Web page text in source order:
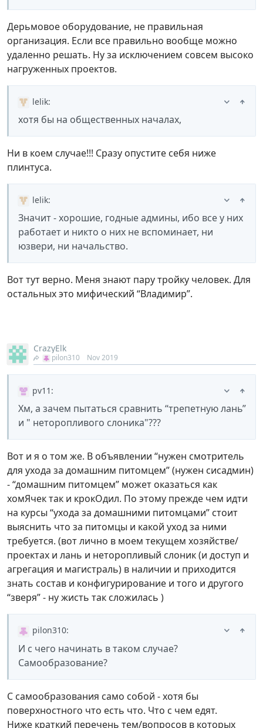
Дерьмовое оборудование, не правильная
организация. Если все правильно вообще можно
удаленно решать. Ну за исключением совсем высоко
нагруженных проектов.
lelik:
хотя бы на общественных началах,
Ни в коем случае!!! Сразу опустите себя ниже
плинтуса.
lelik:
Значит - хорошие, годные админы, ибо все у них
работает и никто о них не вспоминает, ни
юзвери, ни начальство.
Вот тут верно. Меня знают пару тройку человек. Для
остальных это мифический “Владимир”.
CrazyElk
pilon310 Nov 2019
pv11 :
Хм, а зачем пытаться сравнить “трепетную лань”
и " неторопливого слоника"???
Вот и я о том же. В объявлении “нужен смотритель
для ухода за домашним питомцем” (нужен сисадмин)
- “домашним питомцем” может оказаться как
хомЯчек так и крокОдил. По этому прежде чем идти
на курсы “ухода за домашними питомцами” стоит
выяснить что за питомцы и какой уход за ними
требуется. (вот лично в моем текущем хозяйстве/
проектах и лань и неторопливый слоник (и доступ и
агрегация и магистраль) в наличии и приходится
знать состав и конфигурирование и того и другого
“зверя” - ну жисть так сложилась )
pilon310:
И с чего начинать в таком случае?
Самообразование?
С самообразования само собой - хотя бы
поверхностного что есть что. Что с чем едят.
Ниже краткий перечень тем/вопросов в которых